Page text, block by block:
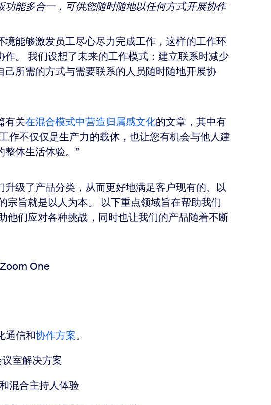
能多合一，可供您随时随地以任何方式开展协作
能够激发员工尽心尽力完成工作，这样的工作环
。 我们设想了未来的工作模式：建立联系时减少
所需的方式与需要联系的人员随时随地开展协
有关在混合模式中营造归属感文化的文章，其中有
作不仅仅是生产力的载体，也让您有机会与他人建
体生活体验。”
级了产品分类，从而更好地满足客户现有的、以
宗旨就是以人为本。 以下重点领域旨在帮助我们
他们应对各种挑战，同时也让我们的产品随着不断
通信和协作方案。
室解决方案
混合主持人体验